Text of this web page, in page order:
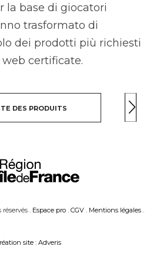
la base di giocatori
trasformato di
dei prodotti più richiesti
certificate.
DES PRODUITS
réservés . Espace pro . CGV . Mentions légales .
site : Adveris